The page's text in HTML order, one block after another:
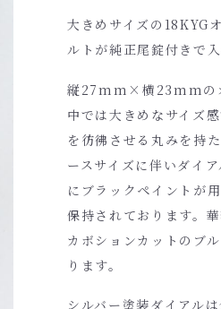
大きめサイズの18KYG
ルトが純正尾錠付きで
縦27mm×横23mmの
中では大きめなサイズ
を彷彿させる丸みを持
ースサイズに伴いダイ
にブラックペイントが
保持されております。
カボションカットのブ
ります。
シルバー塗装ダイアル